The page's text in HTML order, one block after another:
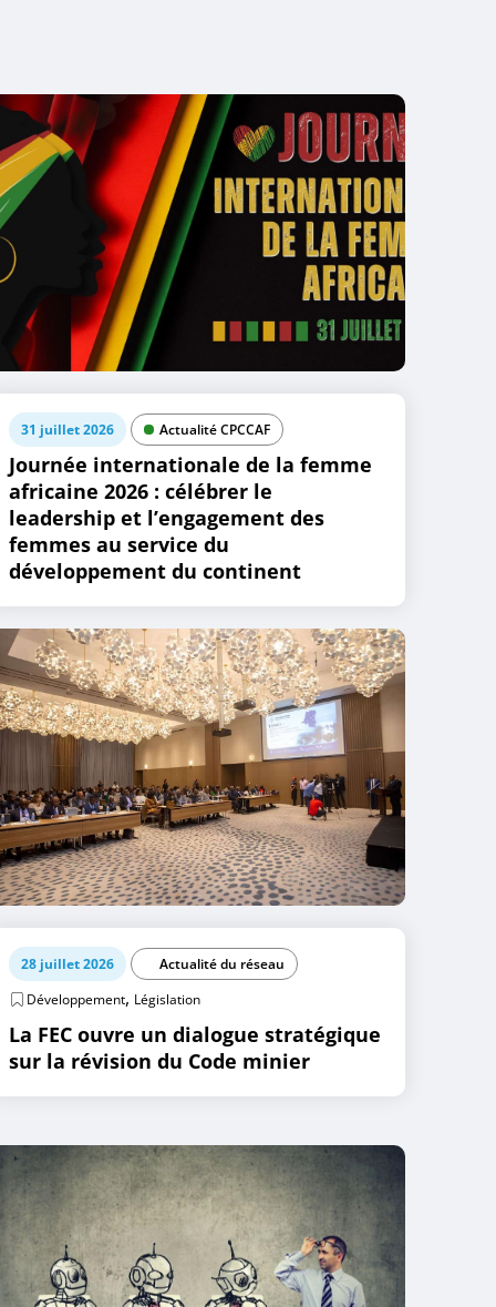
31 juillet 2026 Actualité CPCCAF
Journée internationale de la femme
africaine 2026 : célébrer le
leadership et l’engagement des
femmes au service du
développement du continent
28 juillet 2026
Actualité du réseau
Développement, Législation
La FEC ouvre un dialogue stratégique
sur la révision du Code minier